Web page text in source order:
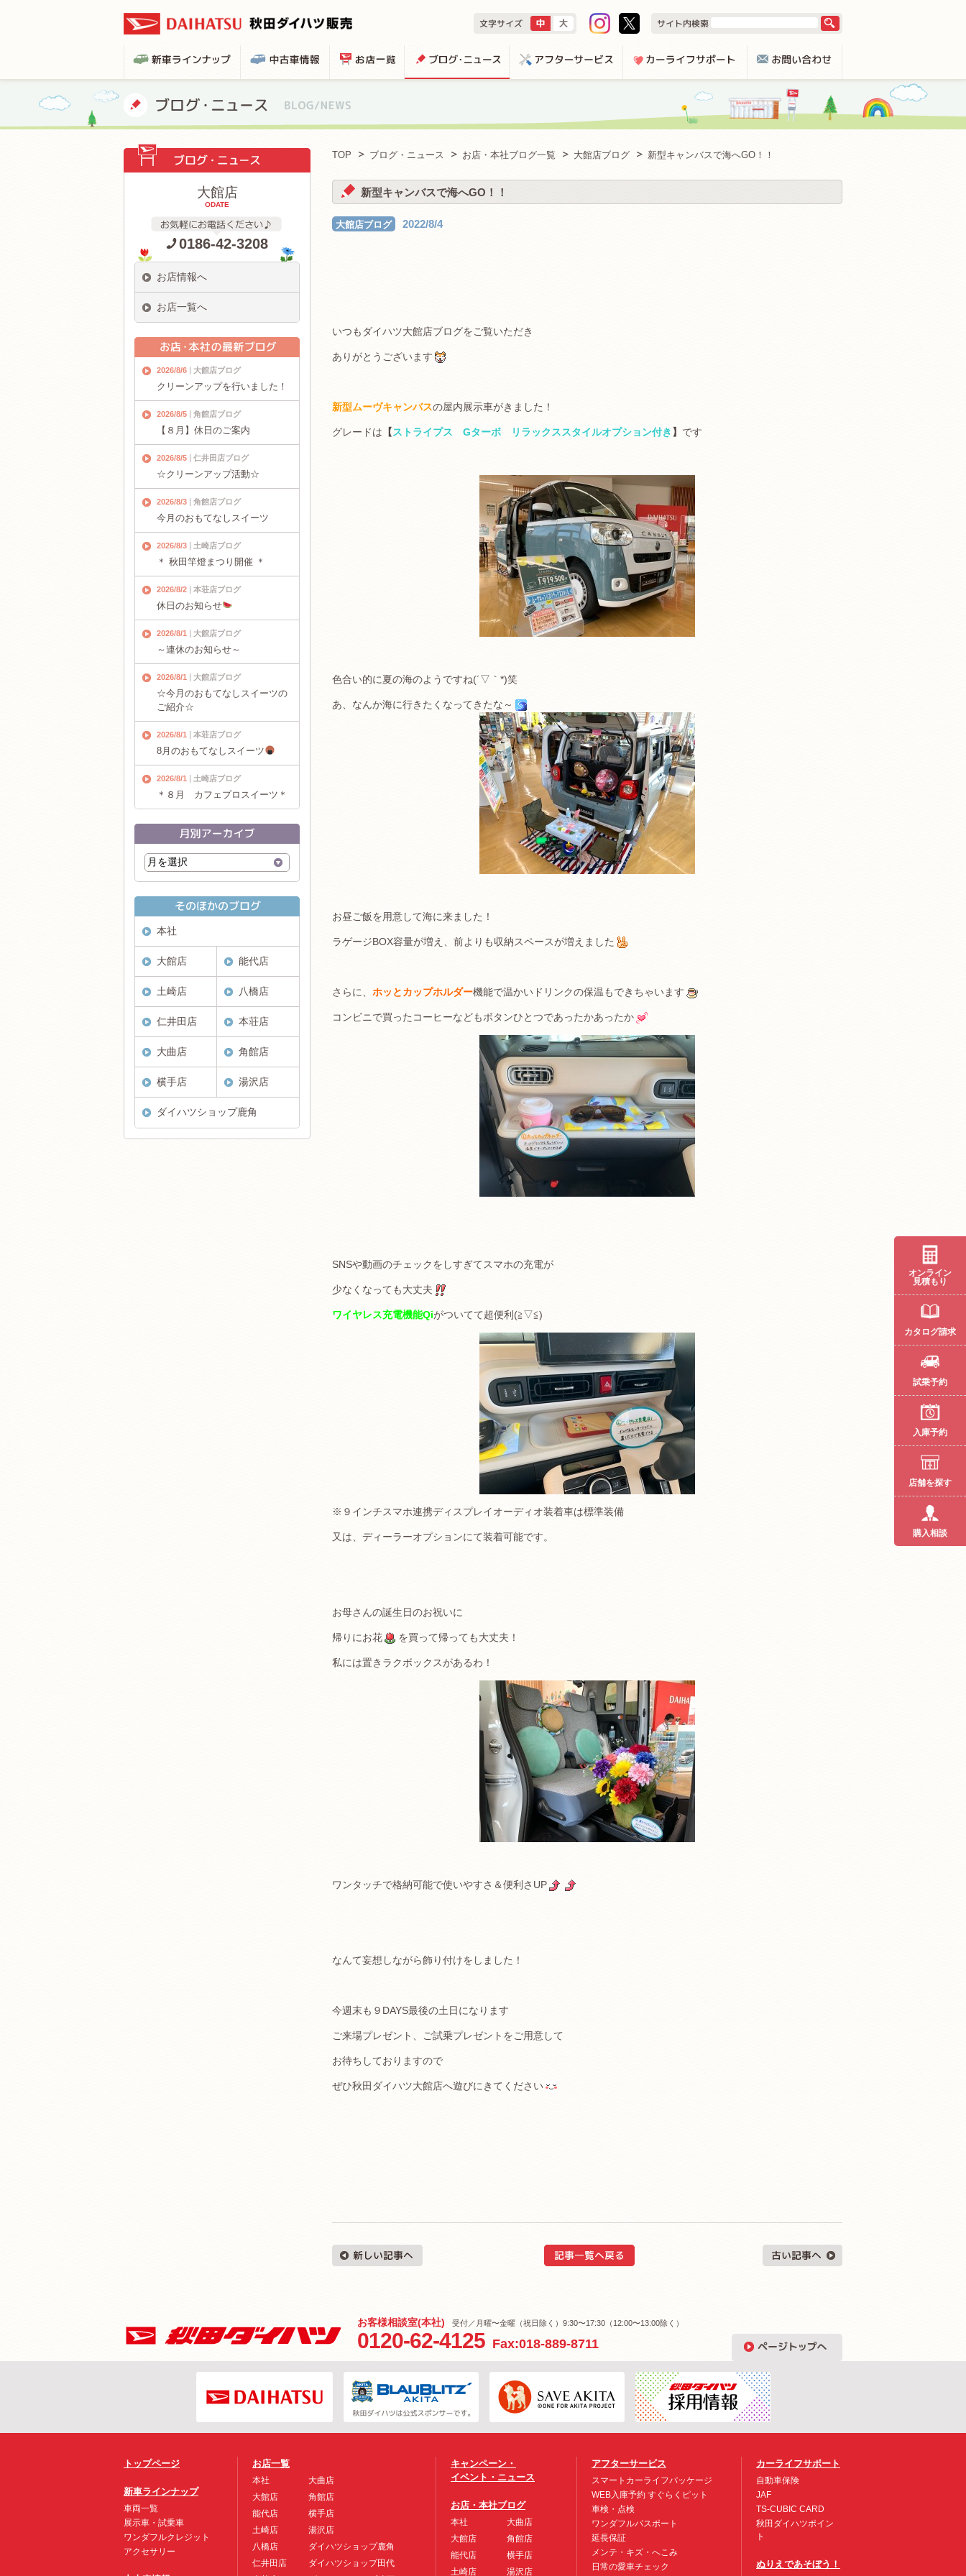
TOP ブログ・ニュース お店・本社ブログ一覧 大館店ブログ 新型キャンバスで海へGO！！
新型キャンバスで海へGO！！
大館店ブログ 2022/8/4
いつもダイハツ大館店ブログをご覧いただき
ありがとうございます
新型ムーヴキャンバスの屋内展示車がきました！
グレードは 【ストライプス Gターボ リラックススタイルオプション付き 】 です
色合い的に夏の海のようですね(´▽｀*)笑
あ、なんか海に行きたくなってきたな～
お昼ご飯を用意して海に来ました！
ラゲージBOX容量が増え、前よりも収納スペースが増えました
さらに、 ホッとカップホルダー機能で温かいドリンクの保温もできちゃいます
コンビニで買ったコーヒーなどもボタンひとつであったかあったか
SNSや動画のチェックをしすぎてスマホの充電が
少なくなっても大丈夫
ワイヤレス充電機能Qiがついてて超便利(≧▽≦)
※９インチスマホ連携ディスプレイオーディオ装着車は標準装備
又は、ディーラーオプションにて装着可能です。
お母さんの誕生日のお祝いに
帰りにお花 を買って帰っても大丈夫！
私には置きラクボックスがあるわ！
ワンタッチで格納可能で使いやすさ＆便利さUP
なんて妄想しながら飾り付けをしました！
今週末も９DAYS最後の土日になります
ご来場プレゼント、ご試乗プレゼントをご用意して
お待ちしておりますので
ぜひ秋田ダイハツ大館店へ遊びにきてください
大館店
ODATE
0186-42-3208
お店情報へ
お店一覧へ
2026/8/6 大館店ブログ
クリーンアップを行いました！
2026/8/5 角館店ブログ
【８月】休日のご案内
2026/8/5 仁井田店ブログ
☆クリーンアップ活動☆
2026/8/3 角館店ブログ
今月のおもてなしスイーツ
2026/8/3 土崎店ブログ
＊ 秋田竿燈まつり開催 ＊
2026/8/2 本荘店ブログ
休日のお知らせ
2026/8/1 大館店ブログ
～連休のお知らせ～
2026/8/1 大館店ブログ
☆今月のおもてなしスイーツの
ご紹介☆
2026/8/1 本荘店ブログ
8月のおもてなしスイーツ
2026/8/1 土崎店ブログ
＊８月 カフェプロスイーツ＊
本社
大館店 能代店
土崎店 八橋店
仁井田店 本荘店
大曲店 角館店
横手店 湯沢店
ダイハツショップ鹿角
お客様相談室(本社) 受付／月曜〜金曜（祝日除く）9:30〜17:30（12:00〜13:00除く）
0120-62-4125 Fax:018-889-8711
トップページ
新車ラインナップ
車両一覧
展示車・試乗車
ワンダフルクレジット
アクセサリー
お店一覧
本社
大館店
能代店
土崎店
八橋店
仁井田店
大曲店
角館店
横手店
湯沢店
ダイハツショップ鹿角
ダイハツショップ田代
キャンペーン・
イベント・ニュース
お店・本社ブログ
本社
大館店
能代店
土崎店
大曲店
角館店
横手店
湯沢店
アフターサービス
スマートカーライフパッケージ
WEB入庫予約 すぐらくピット
車検・点検
ワンダフルパスポート
延長保証
メンテ・キズ・へこみ
日常の愛車チェック
カーライフサポート
自動車保険
JAF
TS-CUBIC CARD
秋田ダイハツポイン
ト
ぬりえであそぼう！
オンライン
見積もり
カタログ請求
試乗予約
入庫予約
店舗を探す
購入相談